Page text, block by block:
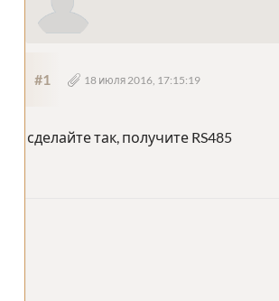
#1 18 июля 2016, 17:15:19
сделайте так, получите RS485